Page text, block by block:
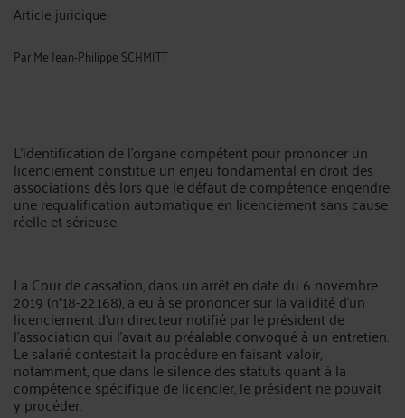
Article juridique
ParMe Jean-Philippe SCHMITT
L’identification de l’organe compétent pour prononcer un
licenciement constitue un enjeu fondamental en droit des
associations dès lors que le défaut de compétence engendre
une requalification automatique en licenciement sans cause
réelle et sérieuse.
La Cour de cassation, dans un arrêt en date du 6 novembre
2019 (n°18-22.168), a eu à se prononcer sur la validité d’un
licenciement d’un directeur notifié par le président de
l’association qui l’avait au préalable convoqué à un entretien.
Le salarié contestait la procédure en faisant valoir,
notamment, que dans le silence des statuts quant à la
compétence spécifique de licencier, le président ne pouvait
y procéder.